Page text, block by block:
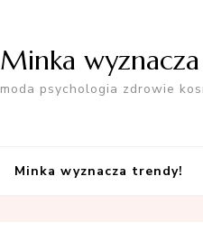
Minka
moda psychologia zdrowie
Minka wyznacza trendy!